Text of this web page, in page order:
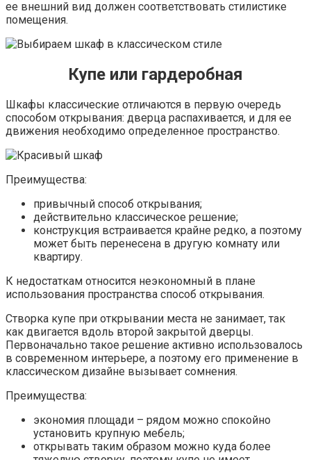
ее внешний вид должен соответствовать стилистике
помещения.
Купе или гардеробная
Шкафы классические отличаются в первую очередь
способом открывания: дверца распахивается, и для ее
движения необходимо определенное пространство.
Преимущества:
привычный способ открывания;
действительно классическое решение;
конструкция встраивается крайне редко, а поэтому
может быть перенесена в другую комнату или
квартиру.
К недостаткам относится неэкономный в плане
использования пространства способ открывания.
Створка купе при открывании места не занимает, так
как двигается вдоль второй закрытой дверцы.
Первоначально такое решение активно использовалось
в современном интерьере, а поэтому его применение в
классическом дизайне вызывает сомнения.
Преимущества:
экономия площади – рядом можно спокойно
установить крупную мебель;
открывать таким образом можно куда более